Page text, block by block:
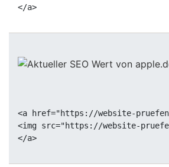
<a href="https://website-
<img src="https://website-